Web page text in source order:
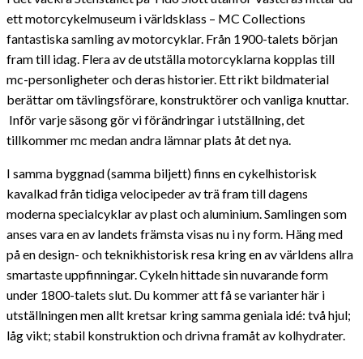
ett motorcykelmuseum i världsklass – MC Collections
fantastiska samling av motorcyklar. Från 1900-talets början
fram till idag. Flera av de utställa motorcyklarna kopplas till
mc-personligheter och deras historier. Ett rikt bildmaterial
berättar om tävlingsförare, konstruktörer och vanliga knuttar.
Inför varje säsong gör vi förändringar i utställning, det
tillkommer mc medan andra lämnar plats åt det nya.
I samma byggnad (samma biljett) finns en cykelhistorisk
kavalkad från tidiga velocipeder av trä fram till dagens
moderna specialcyklar av plast och aluminium. Samlingen som
anses vara en av landets främsta visas nu i ny form. Häng med
på en design- och teknikhistorisk resa kring en av världens allra
smartaste uppfinningar. Cykeln hittade sin nuvarande form
under 1800-talets slut. Du kommer att få se varianter här i
utställningen men allt kretsar kring samma geniala idé: två hjul;
låg vikt; stabil konstruktion och drivna framåt av kolhydrater.